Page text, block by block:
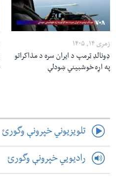
زمری ۱۴, ۱۴۰۵
ډونالډ ټرمپ د ایران سره د مذاکراتو
په اړه خوشبیني ښودلې
تلویزیوني خپرونې وگورئ
رادیویي خپرونې وگورئ